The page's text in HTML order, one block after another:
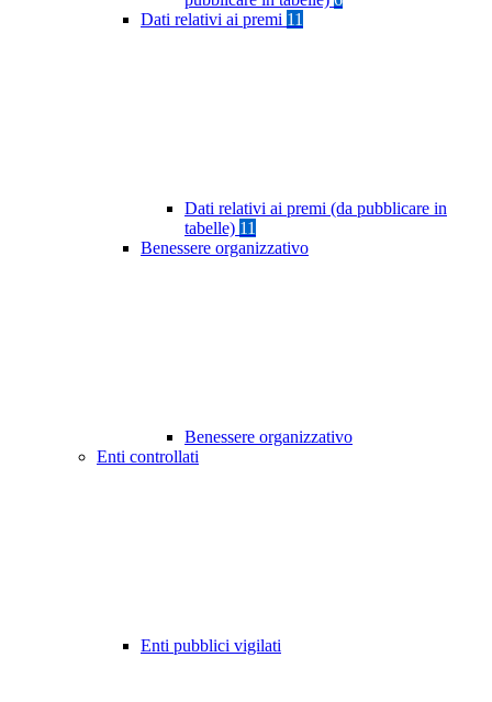
Dati relativi ai premi 11
Dati relativi ai premi (da pubblicare in
tabelle) 11
Benessere organizzativo
Benessere organizzativo
Enti controllati
Enti pubblici vigilati